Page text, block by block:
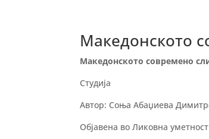
Македонското
Македонското современо
Студија
Автор: Соња Абаџиева
Објавена во Ликовна